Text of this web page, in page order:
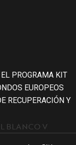
PROGRAMA KIT
EUROPEOS
RECUPERACIÓN Y